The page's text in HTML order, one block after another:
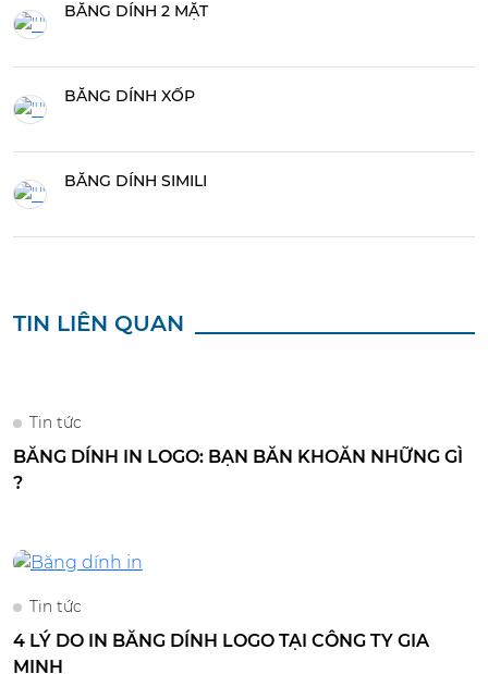
BĂNG DÍNH 2 MẶT
BĂNG DÍNH XỐP
BĂNG DÍNH SIMILI
TIN LIÊN QUAN
Tin tức
BĂNG DÍNH IN LOGO: BẠN BĂN KHOĂN NHỮNG GÌ
?
Tin tức
4 LÝ DO IN BĂNG DÍNH LOGO TẠI CÔNG TY GIA
MINH